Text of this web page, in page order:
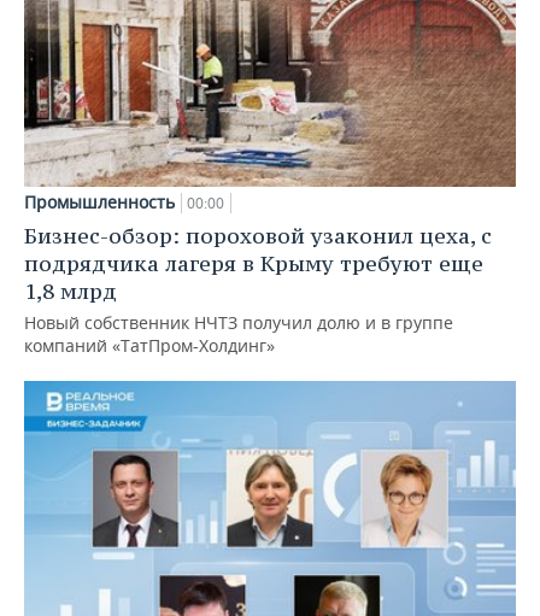
Промышленность 00:00
Бизнес-обзор: пороховой узаконил цеха, с
подрядчика лагеря в Крыму требуют еще
1,8 млрд
Новый собственник НЧТЗ получил долю и в группе
компаний «ТатПром-Холдинг»